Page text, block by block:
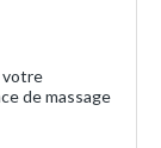
votre
de massage